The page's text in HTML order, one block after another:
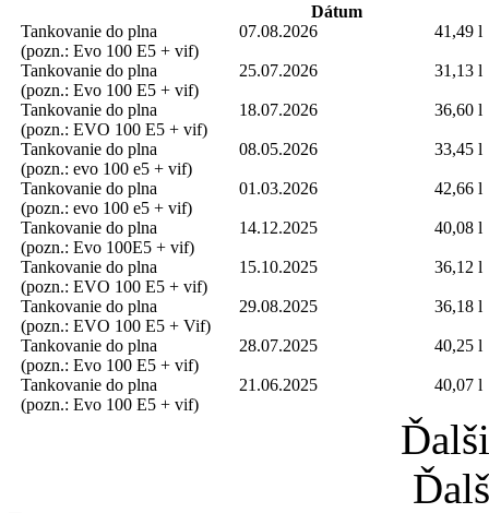
Dátum
Tankovanie do plna
07.08.2026
41,49 l
(pozn.: Evo 100 E5 + vif)
Tankovanie do plna
25.07.2026
31,13 l
(pozn.: Evo 100 E5 + vif)
Tankovanie do plna
18.07.2026
36,60 l
(pozn.: EVO 100 E5 + vif)
Tankovanie do plna
08.05.2026
33,45 l
(pozn.: evo 100 e5 + vif)
Tankovanie do plna
01.03.2026
42,66 l
(pozn.: evo 100 e5 + vif)
Tankovanie do plna
14.12.2025
40,08 l
(pozn.: Evo 100E5 + vif)
Tankovanie do plna
15.10.2025
36,12 l
(pozn.: EVO 100 E5 + vif)
Tankovanie do plna
29.08.2025
36,18 l
(pozn.: EVO 100 E5 + Vif)
Tankovanie do plna
28.07.2025
40,25 l
(pozn.: Evo 100 E5 + vif)
Tankovanie do plna
21.06.2025
40,07 l
(pozn.: Evo 100 E5 + vif)